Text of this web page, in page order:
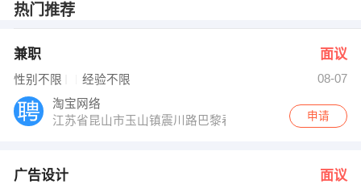
热门推荐
兼职 面议
性别不限 经验不限
08-07
淘宝网络
江苏省昆山市玉山镇震川路巴黎春天附近
申请
广告设计 面议